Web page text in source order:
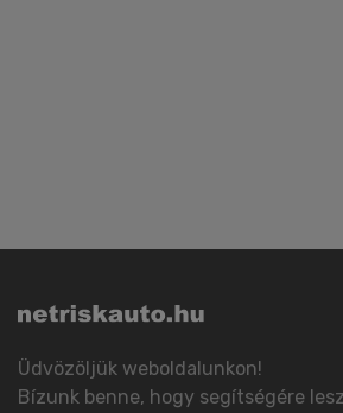
Üdvözöljük weboldalunkon!
Bízunk benne, hogy segítségére